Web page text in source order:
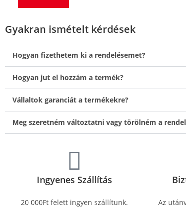
Gyakran ismételt kérdések
Hogyan fizethetem ki a rendelésemet?
Hogyan jut el hozzám a termék?
Vállaltok garanciát a termékekre?
Meg szeretném változtatni vagy törölném a
Ingyenes Szállítás
20 000Ft felett ingyen szállítunk.
Az